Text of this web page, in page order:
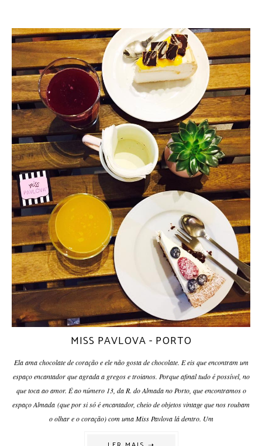
MISS PAVLOVA - PORTO
Ela ama chocolate de coração e ele não gosta de chocolate. E eis que encontram um
espaço encantador que agrada a gregos e troianos. Porque afinal tudo é possível, no
que toca ao amor. É ao número 13, da R. do Almada no Porto, que encontramos o
espaço Almada (que por si só é encantador, cheio de objetos vintage que nos roubam
o olhar e o coração) com uma Miss Pavlova lá dentro. Um